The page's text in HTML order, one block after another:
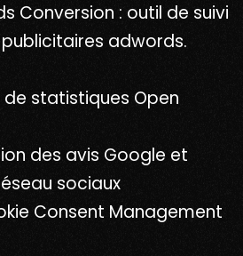
Conversion : outil de suivi
adwords.
statistiques Open
des avis Google et
sociaux
Consent Management